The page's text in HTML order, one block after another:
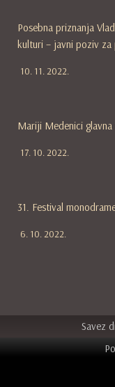
Posebna priznanja
kulturi – javni poziv
10. 11. 2022.
Mariji Medenici
17. 10. 2022.
31. Festival
6. 10. 2022.
Savez